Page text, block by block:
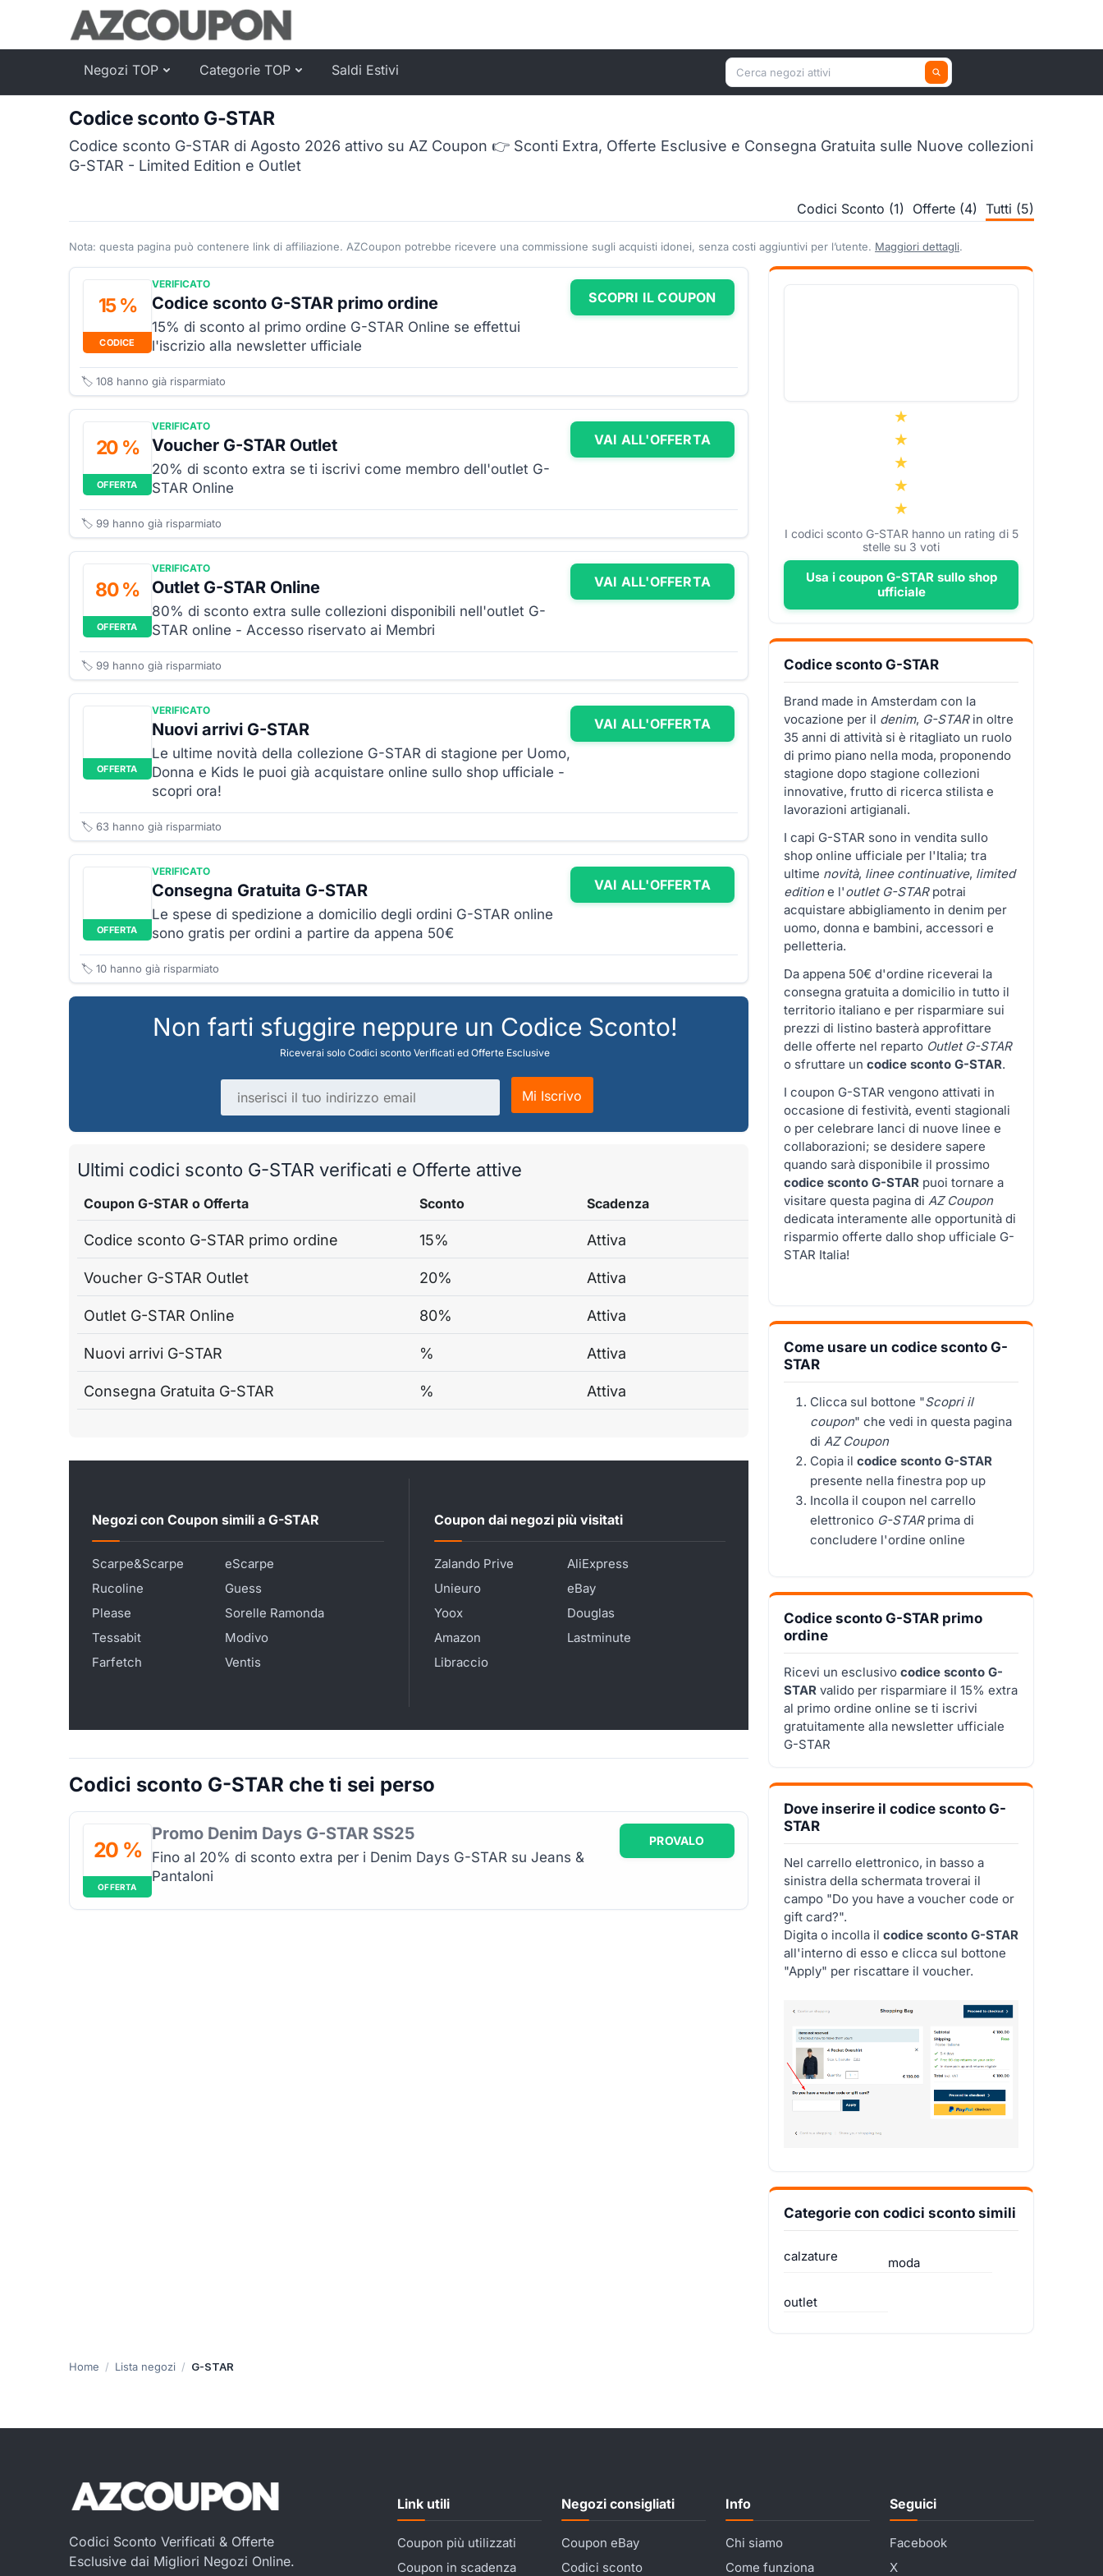
Negozi TOP Categorie TOP Saldi Estivi
Cerca un negozio attivo
Codice sconto G-STAR
Codice sconto G-STAR di Agosto 2026 attivo su AZ Coupon 👉 Sconti Extra, Offerte Esclusive e Consegna Gratuita sulle Nuove collezioni
G-STAR - Limited Edition e Outlet
Codici Sconto (1) Offerte (4) Tutti (5)
Nota: questa pagina può contenere link di affiliazione. AZCoupon potrebbe ricevere una commissione sugli acquisti idonei, senza costi aggiuntivi per l’utente. Maggiori dettagli.
15 %
CODICE
VERIFICATO
Codice sconto G-STAR primo ordine
15% di sconto al primo ordine G-STAR Online se effettui
l'iscrizio alla newsletter ufficiale
SCOPRI IL COUPON
🏷️ 108 hanno già risparmiato
20 %
OFFERTA
VERIFICATO
Voucher G-STAR Outlet
20% di sconto extra se ti iscrivi come membro dell'outlet G-
STAR Online
VAI ALL'OFFERTA
🏷️ 99 hanno già risparmiato
80 %
OFFERTA
VERIFICATO
Outlet G-STAR Online
80% di sconto extra sulle collezioni disponibili nell'outlet G-
STAR online - Accesso riservato ai Membri
VAI ALL'OFFERTA
🏷️ 99 hanno già risparmiato
OFFERTA
VERIFICATO
Nuovi arrivi G-STAR
Le ultime novità della collezione G-STAR di stagione per Uomo,
Donna e Kids le puoi già acquistare online sullo shop ufficiale -
scopri ora!
VAI ALL'OFFERTA
🏷️ 63 hanno già risparmiato
OFFERTA
VERIFICATO
Consegna Gratuita G-STAR
Le spese di spedizione a domicilio degli ordini G-STAR online
sono gratis per ordini a partire da appena 50€
VAI ALL'OFFERTA
🏷️ 10 hanno già risparmiato
Non farti sfuggire neppure un Codice Sconto!
Riceverai solo Codici sconto Verificati ed Offerte Esclusive
Indirizzo email
Mi Iscrivo
Ultimi codici sconto G-STAR verificati e Offerte attive
Coupon G-STAR o Offerta Sconto Scadenza
Codice sconto G-STAR primo ordine 15% Attiva
Voucher G-STAR Outlet 20% Attiva
Outlet G-STAR Online 80% Attiva
Nuovi arrivi G-STAR % Attiva
Consegna Gratuita G-STAR % Attiva
Negozi con Coupon simili a G-STAR
Scarpe&Scarpe
eScarpe
Rucoline
Guess
Please
Sorelle Ramonda
Tessabit
Modivo
Farfetch
Ventis
Coupon dai negozi più visitati
Zalando Prive
AliExpress
Unieuro
eBay
Yoox
Douglas
Amazon
Lastminute
Libraccio
Codici sconto G-STAR che ti sei perso
20 %
OFFERTA
Promo Denim Days G-STAR SS25
Fino al 20% di sconto extra per i Denim Days G-STAR su Jeans &
Pantaloni
PROVALO
I codici sconto G-STAR hanno un rating di 5
stelle su 3 voti
Usa i coupon G-STAR sullo shop
ufficiale
Codice sconto G-STAR
Brand made in Amsterdam con la
vocazione per il denim, G-STARin oltre
35 anni di attività si è ritagliato un ruolo
di primo piano nella moda, proponendo
stagione dopo stagione collezioni
innovative, frutto di ricerca stilista e
lavorazioni artigianali.
I capi G-STAR sono in vendita sullo
shop online ufficiale per l'Italia; tra
ultime novità, linee continuative, limited
editione l'outlet G-STARpotrai
acquistare abbigliamento in denim per
uomo, donna e bambini, accessori e
pelletteria.
Da appena 50€ d'ordine riceverai la
consegna gratuita a domicilio in tutto il
territorio italiano e per risparmiare sui
prezzi di listino basterà approfittare
delle offerte nel reparto Outlet G-STAR
o sfruttare un codice sconto G-STAR.
I coupon G-STAR vengono attivati in
occasione di festività, eventi stagionali
o per celebrare lanci di nuove linee e
collaborazioni; se desidere sapere
quando sarà disponibile il prossimo
codice sconto G-STAR puoi tornare a
visitare questa pagina di AZ Coupon
dedicata interamente alle opportunità di
risparmio offerte dallo shop ufficiale G-
STAR Italia!
Come usare un codice sconto G-
STAR
Clicca sul bottone "Scopri il
coupon" che vedi in questa pagina
di AZ Coupon
Copia il codice sconto G-STAR
presente nella finestra pop up
Incolla il coupon nel carrello
elettronico G-STARprima di
concludere l'ordine online
Codice sconto G-STAR primo
ordine
Ricevi un esclusivo codice sconto G-
STAR valido per risparmiare il 15% extra
al primo ordine online se ti iscrivi
gratuitamente alla newsletter ufficiale
G-STAR
Dove inserire il codice sconto G-
STAR
Nel carrello elettronico, in basso a
sinistra della schermata troverai il
campo "Do you have a voucher code or
gift card?".
Digita o incolla il codice sconto G-STAR
all'interno di esso e clicca sul bottone
"Apply" per riscattare il voucher.
Categorie con codici sconto simili
calzature moda
outlet
Home Lista negozi G-STAR
Codici Sconto Verificati & Offerte
Esclusive dai Migliori Negozi Online.
Link utili
Coupon più utilizzati
Coupon in scadenza
Negozi consigliati
Coupon eBay
Codici sconto
Info
Chi siamo
Come funziona
Seguici
Facebook
X